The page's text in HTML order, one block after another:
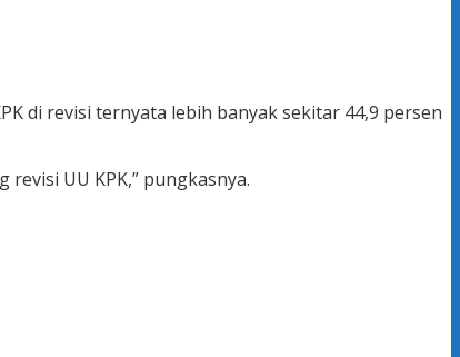
di revisi ternyata lebih banyak sekitar 44,9 persen
UU KPK,” pungkasnya.